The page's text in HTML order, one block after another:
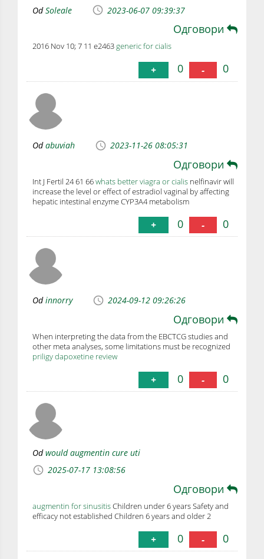
OdSoleale 2023-06-07 09:39:37
Одговори
2016 Nov 10; 7 11 e2463generic for cialis
+ 0 - 0
Odabuviah 2023-11-26 08:05:31
Одговори
Int J Fertil 24 61 66whats better viagra or cialis nelfinavir will
increase the level or effect of estradiol vaginal by affecting
hepatic intestinal enzyme CYP3A4 metabolism
+ 0 - 0
Odinnorry 2024-09-12 09:26:26
Одговори
When interpreting the data from the EBCTCG studies and
other meta analyses, some limitations must be recognized
priligy dapoxetine review
+ 0 - 0
Odwould augmentin cure uti
2025-07-17 13:08:56
Одговори
augmentin for sinusitisChildren under 6 years Safety and
efficacy not established Children 6 years and older 2
+ 0 - 0